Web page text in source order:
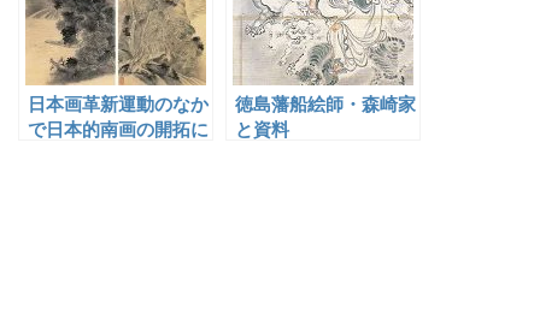
日本画革新運動のなか
で日本的南画の開拓に
徳島藩船絵師・森崎家
と資料